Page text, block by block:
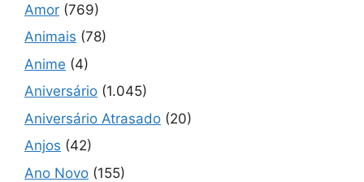
Amor (769)
Animais (78)
Anime (4)
Aniversário (1.045)
Aniversário Atrasado (20)
Anjos (42)
Ano Novo (155)